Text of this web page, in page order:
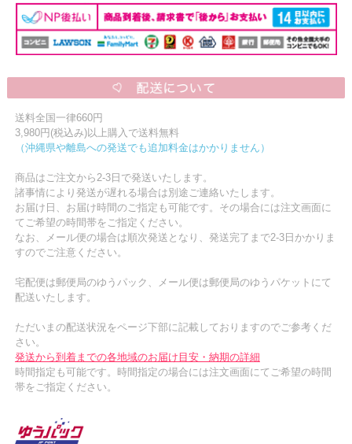
送料全国一律660円
3,980円(税込み)以上購入で送料無料
（沖縄県や離島への発送でも追加料金はかかりません）
商品はご注文から2-3日で発送いたします。
諸事情により発送が遅れる場合は別途ご連絡いたします。
お届け日、お届け時間のご指定も可能です。その場合には注文画面に
てご希望の時間帯をご指定ください。
なお、メール便の場合は順次発送となり、発送完了まで2-3日かかりま
すのでご注意ください。
宅配便は郵便局のゆうパック、メール便は郵便局のゆうパケットにて
配送いたします。
ただいまの配送状況をページ下部に記載しておりますのでご参考くだ
さい。
発送から到着までの各地域のお届け目安・納期の詳細
時間指定も可能です。時間指定の場合には注文画面にてご希望の時間
帯をご指定ください。